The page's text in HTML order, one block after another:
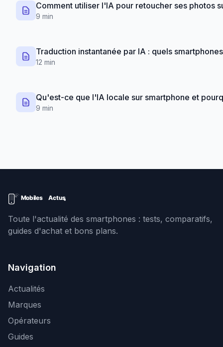
Comment utiliser l'IA pour retoucher ses photos
9 min
Traduction instantanée par IA : quels
12 min
Qu'est-ce que l'IA locale sur smartphone et
9 min
Toute l'actualité des smartphones : tests, comparatifs,
guides d'achat et bons plans.
Navigation
Actualités
Marques
Opérateurs
Guides